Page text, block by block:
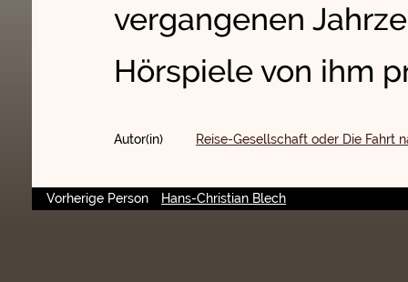
vergangenen
Hörspiele von ihm
Autor(in) Reise-Gesellschaft oder Die Fahrt
Vorherige Person Hans-Christian Blech